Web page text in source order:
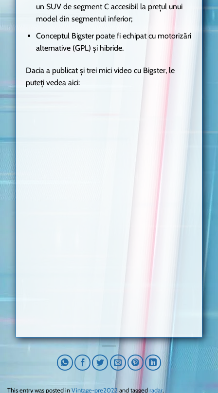
un SUV de segment C accesibil la prețul unui
model din segmentul inferior;
Conceptul Bigster poate fi echipat cu motorizări
alternative (GPL) și hibride.
Dacia a publicat și trei mici video cu Bigster, le
puteți vedea aici:
This entry was posted in Vintage-pre2022 and tagged radar.